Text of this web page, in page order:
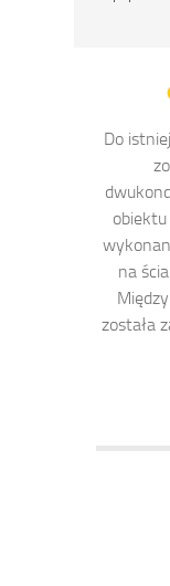
Do
na
została